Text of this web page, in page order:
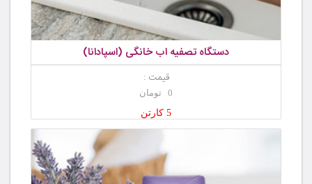
دستگاه تصفیه اب خانگی (اسپادانا)
قیمت :
0 تومان
5 کارتن